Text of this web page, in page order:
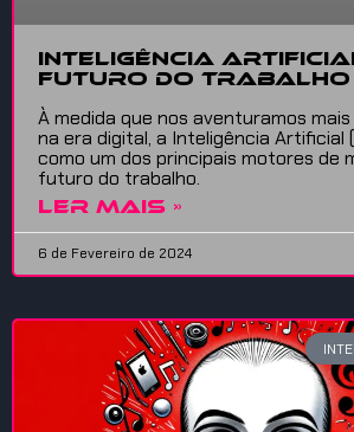
Inteligência
Futuro do Trabalho
À medida que nos aventuramos
na era digital, a Inteligência Artificial
como um dos principais motores de
futuro do trabalho.
LER MAIS »
6 de Fevereiro de 2024